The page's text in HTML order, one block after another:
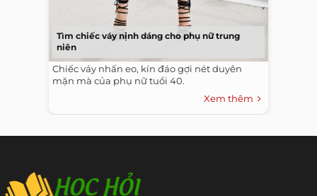
Tìm chiếc váy nịnh dáng cho phụ nữ trung
niên
Chiếc váy nhấn eo, kín đáo gợi nét duyên
mặn mà của phụ nữ tuổi 40.
Xem thêm